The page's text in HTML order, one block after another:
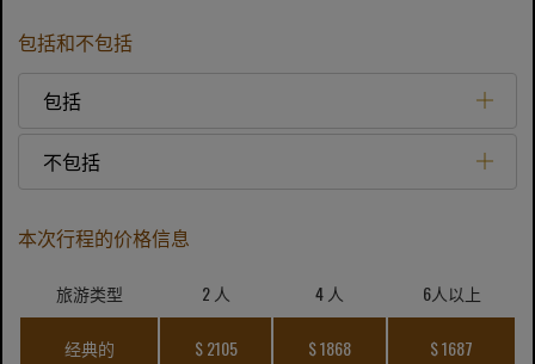
包括和不包括
包括
不包括
本次行程的价格信息
旅游类型 2 人 4 人 6人以上
经典的 $ 2105 $ 1868 $ 1687